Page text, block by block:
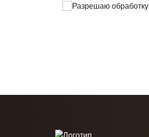
Разрешаю обработку